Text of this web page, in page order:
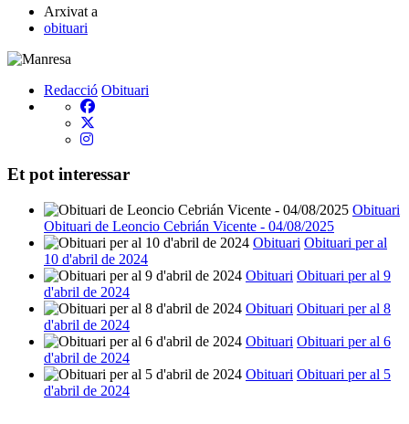
Arxivat a
obituari
Redacció Obituari
Et pot interessar
Obituari
Obituari de Leoncio Cebrián Vicente - 04/08/2025
Obituari Obituari per al
10 d'abril de 2024
Obituari Obituari per al 9
d'abril de 2024
Obituari Obituari per al 8
d'abril de 2024
Obituari Obituari per al 6
d'abril de 2024
Obituari Obituari per al 5
d'abril de 2024